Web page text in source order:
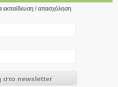
εκπαίδευση / απασχόληση